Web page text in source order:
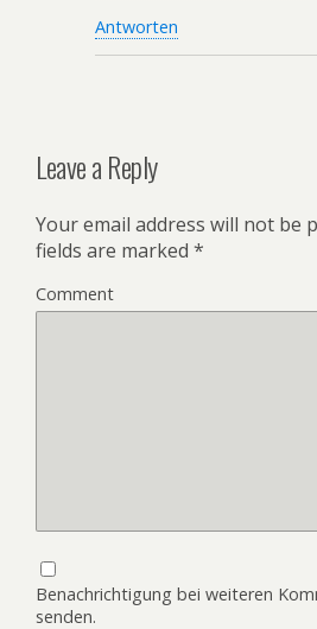
Antworten
Leave a Reply
Your email address will not be
fields are marked *
Comment
Benachrichtigung bei weiteren
senden.